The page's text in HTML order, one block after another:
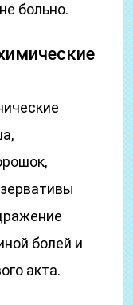
больно.
болей и
акта.